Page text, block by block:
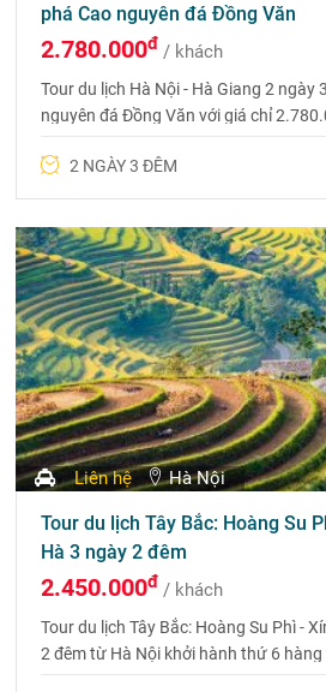
phá Cao nguyên đá Đồng Văn
2.780.000đ / khách
Tour du lịch Hà Nội - Hà Giang 2 ngày
nguyên đá Đồng Văn với giá chỉ
2 NGÀY 3 ĐÊM
Liên hệ Hà Nội
Tour du lịch Tây Bắc: Hoàng Su
Hà 3 ngày 2 đêm
2.450.000đ / khách
Tour du lịch Tây Bắc: Hoàng Su Phì -
2 đêm từ Hà Nội khởi hành thứ 6